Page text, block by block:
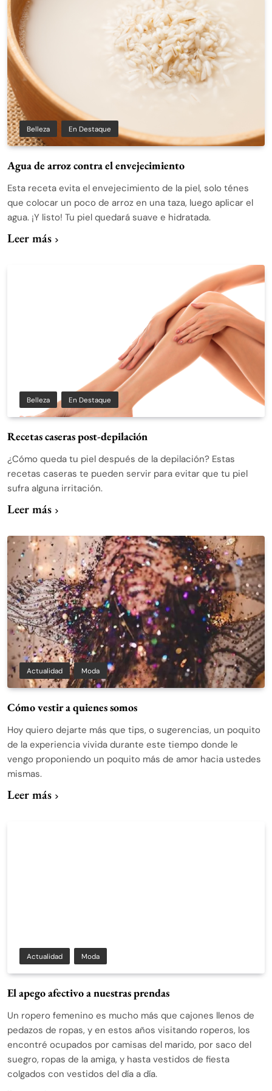
Belleza En Destaque
Agua de arroz contra el envejecimiento
Esta receta evita el envejecimiento de la piel, solo ténes
que colocar un poco de arroz en una taza, luego aplicar el
agua. ¡Y listo! Tu piel quedará suave e hidratada.
Leer más
Belleza En Destaque
Recetas caseras post-depilación
¿Cómo queda tu piel después de la depilación? Estas
recetas caseras te pueden servir para evitar que tu piel
sufra alguna irritación.
Leer más
Actualidad Moda
Cómo vestir a quienes somos
Hoy quiero dejarte más que tips, o sugerencias, un poquito
de la experiencia vivida durante este tiempo donde le
vengo proponiendo un poquito más de amor hacia ustedes
mismas.
Leer más
Actualidad Moda
El apego afectivo a nuestras prendas
Un ropero femenino es mucho más que cajones llenos de
pedazos de ropas, y en estos años visitando roperos, los
encontré ocupados por camisas del marido, por saco del
suegro, ropas de la amiga, y hasta vestidos de fiesta
colgados con vestidos del día a día.